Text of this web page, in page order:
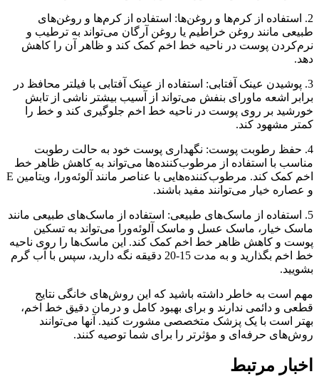
2. استفاده از کرم‌ها و روغن‌ها: استفاده از کرم‌ها و روغن‌های
طبیعی مانند روغن خراطیم یا روغن آرگان می‌تواند به ترطیب و
نرم‌کردن پوست در ناحیه خط اخم کمک کند و ظاهر آن را کاهش
دهد.
3. پوشیدن عینک آفتابی: استفاده از عینک آفتابی با فیلتر محافظ در
برابر اشعه ماورای بنفش می‌تواند از آسیب بیشتر ناشی از تابش
خورشید بر روی پوست در ناحیه خط اخم جلوگیری کند و خط را
کمتر مشهود کند.
4. حفظ رطوبت پوست: نگهداری پوست خود به حالت رطوبت
مناسب با استفاده از مرطوب‌کننده‌ها می‌تواند به کاهش ظاهر خط
اخم کمک کند. مرطوب‌کننده‌هایی با عناصر مانند آلوئه‌ورا، ویتامین E
و عصاره خیار می‌توانند مفید باشند.
5. استفاده از ماسک‌های طبیعی: استفاده از ماسک‌های طبیعی مانند
ماسک خیار، ماسک عسل و ماسک آلوئه‌ورا می‌تواند به تسکین
پوست و کاهش ظاهر خط اخم کمک کند. این ماسک‌ها را روی ناحیه
خط اخم بگذارید و به مدت 15-20 دقیقه نگه دارید، سپس با آب گرم
بشویید.
مهم است به خاطر داشته باشید که این روش‌های خانگی نتایج
قطعی و دائمی ندارند و برای بهبود کامل و درمان دقیق خط اخم،
بهتر است با یک پزشک متخصصی مشورت کنید. آنها می‌توانند
روش‌های حرفه‌ای و مؤثرتر را برای شما توصیه کنند.
اخبار مرتبط